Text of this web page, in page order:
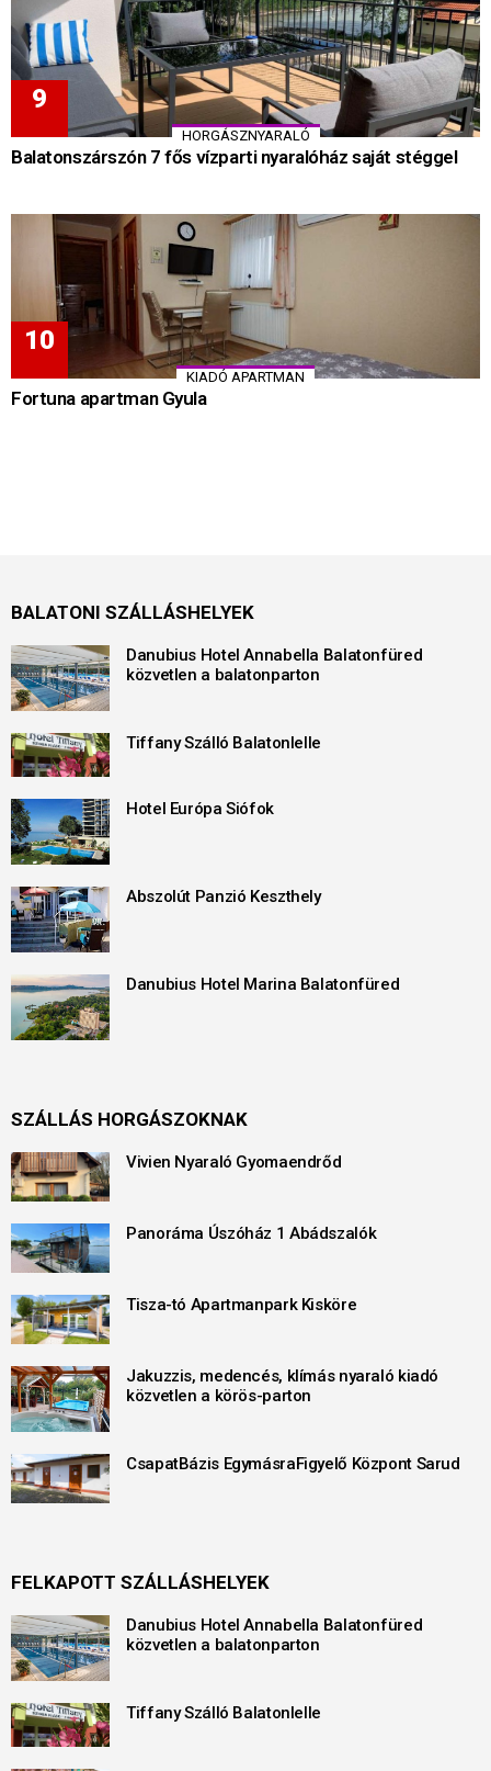
HORGÁSZNYARALÓ
Balatonszárszón 7 fős vízparti nyaralóház saját stéggel
KIADÓ APARTMAN
Fortuna apartman Gyula
BALATONI SZÁLLÁSHELYEK
Danubius Hotel Annabella Balatonfüred
közvetlen a balatonparton
Tiffany Szálló Balatonlelle
Hotel Európa Siófok
Abszolút Panzió Keszthely
Danubius Hotel Marina Balatonfüred
SZÁLLÁS HORGÁSZOKNAK
Vivien Nyaraló Gyomaendrőd
Panoráma Úszóház 1 Abádszalók
Tisza-tó Apartmanpark Kisköre
Jakuzzis, medencés, klímás nyaraló kiadó
közvetlen a körös-parton
CsapatBázis EgymásraFigyelő Központ Sarud
FELKAPOTT SZÁLLÁSHELYEK
Danubius Hotel Annabella Balatonfüred
közvetlen a balatonparton
Tiffany Szálló Balatonlelle